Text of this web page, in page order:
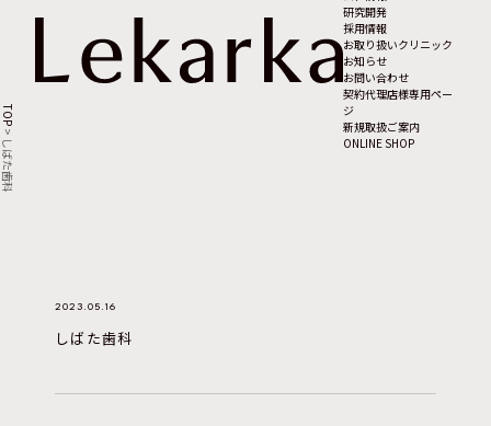
研究開発
採用情報
お取り扱いクリニック
お知らせ
お問い合わせ
契約代理店様専用ペー
ジ
新規取扱ご案内
ONLINE SHOP
TOP
>
しばた歯科
2023.05.16
しばた歯科